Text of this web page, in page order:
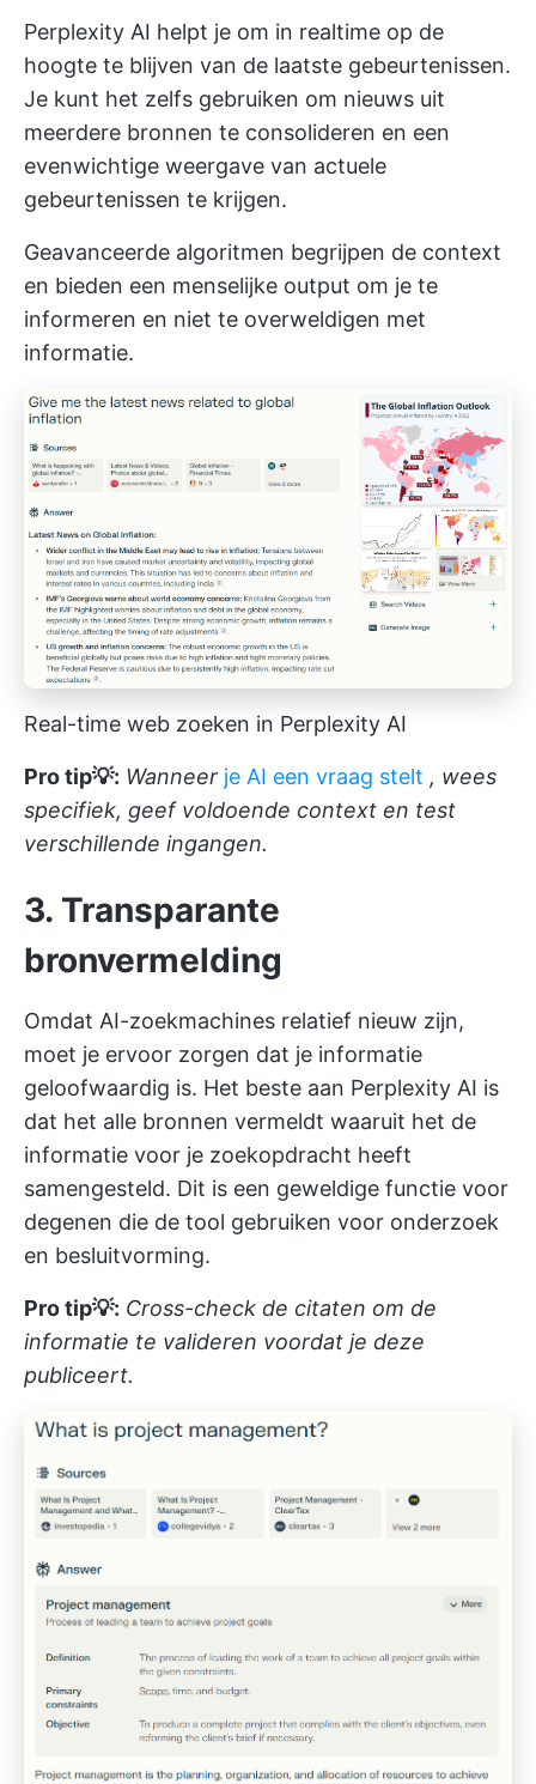
Perplexity AI helpt je om in realtime op de
hoogte te blijven van de laatste gebeurtenissen.
Je kunt het zelfs gebruiken om nieuws uit
meerdere bronnen te consolideren en een
evenwichtige weergave van actuele
gebeurtenissen te krijgen.
Geavanceerde algoritmen begrijpen de context
en bieden een menselijke output om je te
informeren en niet te overweldigen met
informatie.
Real-time web zoeken in Perplexity AI
Pro tip💡: Wanneer je AI een vraag stelt , wees
specifiek, geef voldoende context en test
verschillende ingangen.
3. Transparante
bronvermelding
Omdat AI-zoekmachines relatief nieuw zijn,
moet je ervoor zorgen dat je informatie
geloofwaardig is. Het beste aan Perplexity AI is
dat het alle bronnen vermeldt waaruit het de
informatie voor je zoekopdracht heeft
samengesteld. Dit is een geweldige functie voor
degenen die de tool gebruiken voor onderzoek
en besluitvorming.
Pro tip💡: Cross-check de citaten om de
informatie te valideren voordat je deze
publiceert.